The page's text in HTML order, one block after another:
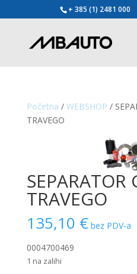
+ 385 (1) 2481 000
Početna / WEBSHOP /
TRAVEGO
SEPARATOR
TRAVEGO
135,10 € bez PDV-a
0004700469
1 na zalihi